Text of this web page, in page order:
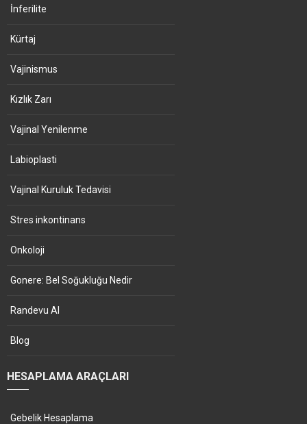
İnferilite
Kürtaj
Vajinismus
Kızlık Zarı
Vajinal Yenilenme
Labioplasti
Vajinal Kuruluk Tedavisi
Stres inkontinans
Onkoloji
Gonere: Bel Soğukluğu Nedir
Randevu Al
Blog
HESAPLAMA ARAÇLARI
Gebelik Hesaplama